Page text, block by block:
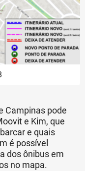
Campinas pode
e Kim, que
e quais
é possível
dos ônibus em
no mapa.